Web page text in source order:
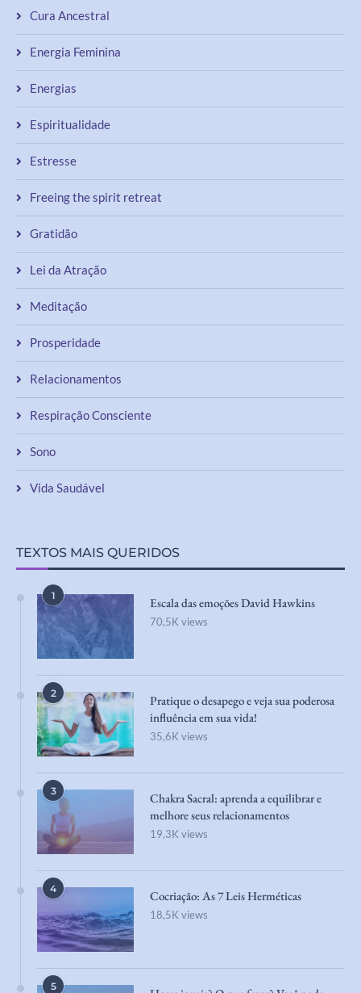
Cura Ancestral
Energia Feminina
Energias
Espiritualidade
Estresse
Freeing the spirit retreat
Gratidão
Lei da Atração
Meditação
Prosperidade
Relacionamentos
Respiração Consciente
Sono
Vida Saudável
TEXTOS MAIS QUERIDOS
1 Escala das emoções David Hawkins
70,5K views
2
Pratique o desapego e veja sua poderosa
influência em sua vida!
35,6K views
3
Chakra Sacral: aprenda a equilibrar e
melhore seus relacionamentos
19,3K views
4 Cocriação: As 7 Leis Herméticas
18,5K views
5